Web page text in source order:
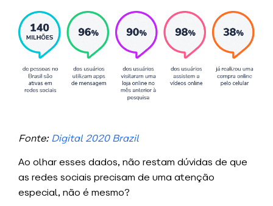
Fonte:Digital 2020 Brazil
Ao olhar esses dados, não restam dúvidas de que
as redes sociais precisam de uma atenção
especial, não é mesmo?